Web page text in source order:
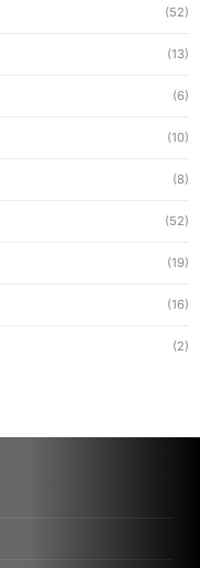
(52)
(13)
(6)
(10)
(8)
(52)
(19)
(16)
(2)